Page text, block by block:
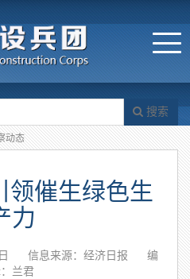
搜索
动态
领催生绿色生
力
信息来源：经济日报
编
兰君